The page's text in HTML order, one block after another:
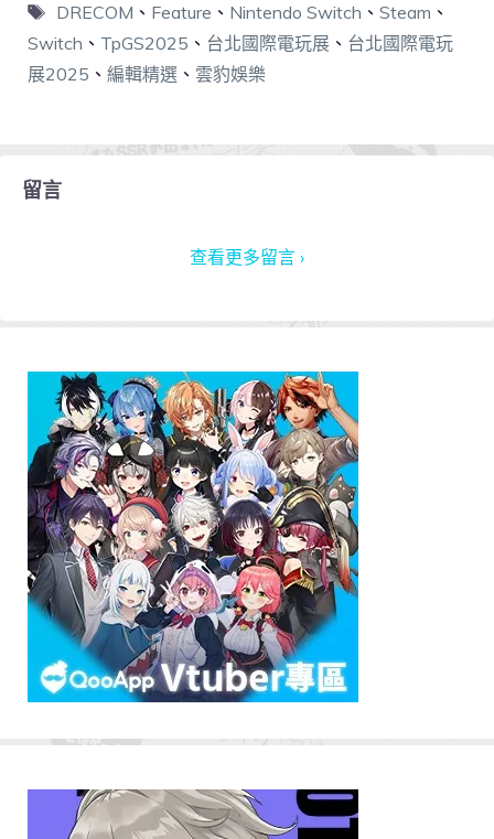
DRECOM 、 Feature 、 Nintendo Switch 、 Steam 、
Switch 、 TpGS2025 、 台北國際電玩展 、 台北國際電玩
展2025 、 編輯精選 、 雲豹娛樂
留言
查看更多留言 ›